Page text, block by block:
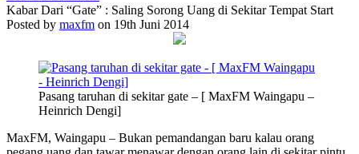
Kabar Dari “Gate” : Saling Sorong Uang di Sekitar Tempat Start
Posted by maxfm on 19th Juni 2014
Pasang taruhan di sekitar gate – [ MaxFM Waingapu –
Heinrich Dengi]
MaxFM, Waingapu – Bukan pemandangan baru kalau orang